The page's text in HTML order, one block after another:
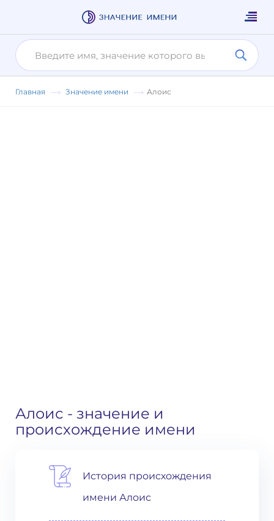
Главная Значение имени Алоис
Алоис - значение и
происхождение имени
История происхождения
имени Алоис